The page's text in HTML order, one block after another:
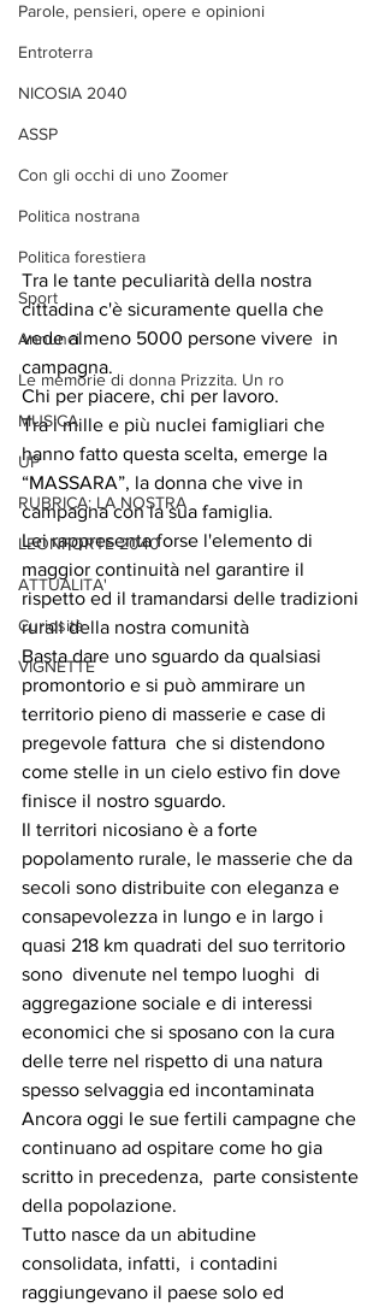
Parole, pensieri, opere e opinioni
Entroterra
NICOSIA 2040
ASSP
Con gli occhi di uno Zoomer
Politica nostrana
Politica forestiera
Sport
Annunci
Le memorie di donna Prizzita. Un ro
MUSICA
UP
RUBRICA: LA NOSTRA
LEONFORTE 2040
ATTUALITA'
Curiosità
VIGNETTE
Tra le tante peculiarità della nostra
cittadina c'è sicuramente quella che
vede almeno 5000 persone vivere  in
campagna.
Chi per piacere, chi per lavoro.
Tra i mille e più nuclei famigliari che
hanno fatto questa scelta, emerge la
“MASSARA”, la donna che vive in
campagna con la sua famiglia.
Lei rappresenta forse l'elemento di
maggior continuità nel garantire il
rispetto ed il tramandarsi delle tradizioni
rurali della nostra comunità
Basta dare uno sguardo da qualsiasi
promontorio e si può ammirare un
territorio pieno di masserie e case di
pregevole fattura  che si distendono
come stelle in un cielo estivo fin dove
finisce il nostro sguardo.
Il territori nicosiano è a forte
popolamento rurale, le masserie che da
secoli sono distribuite con eleganza e
consapevolezza in lungo e in largo i
quasi 218 km quadrati del suo territorio
sono  divenute nel tempo luoghi  di
aggregazione sociale e di interessi
economici che si sposano con la cura
delle terre nel rispetto di una natura
spesso selvaggia ed incontaminata
Ancora oggi le sue fertili campagne che
continuano ad ospitare come ho gia
scritto in precedenza,  parte consistente
della popolazione.
Tutto nasce da un abitudine
consolidata, infatti,  i contadini
raggiungevano il paese solo ed